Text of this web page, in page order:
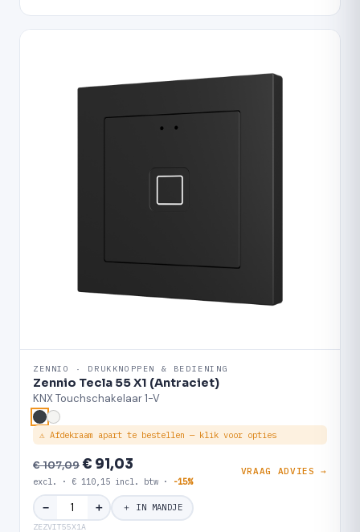
ZENNIO · DRUKKNOPPEN & BEDIENING
Zennio Tecla 55 X1 (Antraciet)
KNX Touchschakelaar 1-V
⚠ Afdekraam apart te bestellen — klik voor opties
€ 107,09€ 91,03
excl. · € 110,15 incl. btw · -15%
VRAAG ADVIES →
− ＋ ＋ IN MANDJE
ZEZVIT55X1A